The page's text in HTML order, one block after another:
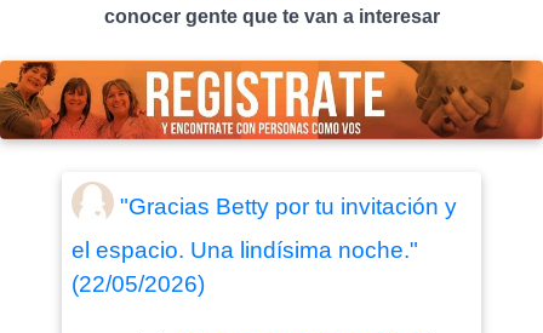
conocer gente que te van a interesar
"Gracias Betty por tu invitación y
el espacio. Una lindísima noche."
(22/05/2026)